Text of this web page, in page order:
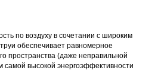
по воздуху в сочетании с широким
обеспечивает равномерное
пространства (даже неправильной
самой высокой энергоэффективности